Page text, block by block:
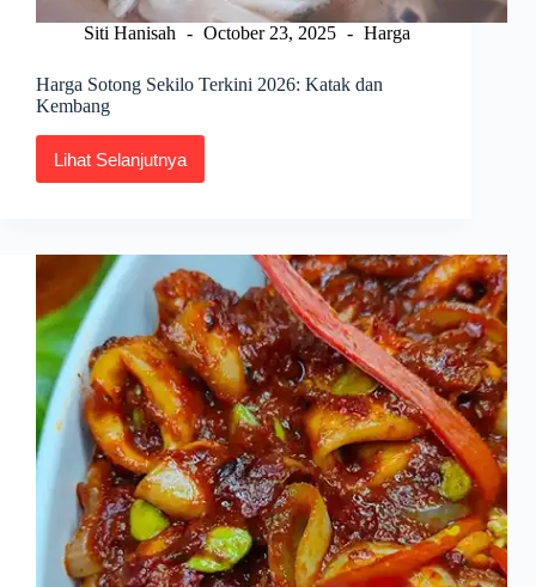
Siti Hanisah October 23, 2025 Harga
Harga Sotong Sekilo Terkini 2026: Katak dan
Kembang
Lihat Selanjutnya
Harga
Sotong
Katak
Kembang